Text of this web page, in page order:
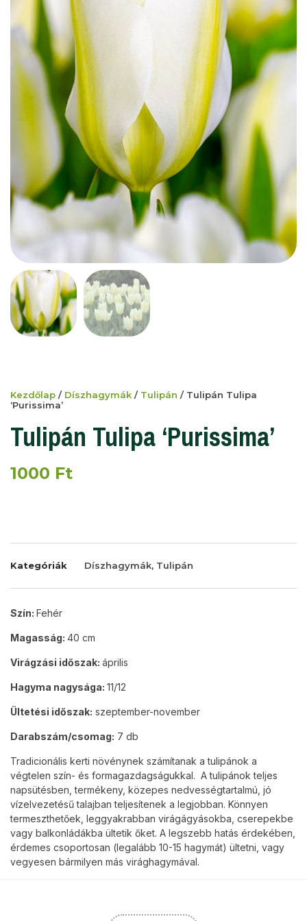
Kezdőlap / Díszhagymák / Tulipán / Tulipán Tulipa
‘Purissima’
Tulipán Tulipa ‘Purissima’
1000 Ft
Kategóriák Díszhagymák, Tulipán
Szín: Fehér
Magasság: 40 cm
Virágzási időszak: április
Hagyma nagysága: 11/12
Ültetési időszak: szeptember-november
Darabszám/csomag: 7 db
Tradicionális kerti növénynek számítanak a tulipánok a
végtelen szín- és formagazdagságukkal. A tulipánok teljes
napsütésben, termékeny, közepes nedvességtartalmú, jó
vízelvezetésű talajban teljesítenek a legjobban. Könnyen
termeszthetőek, leggyakrabban virágágyásokba, cserepekbe
vagy balkonládákba ültetik őket. A legszebb hatás érdekében,
érdemes csoportosan (legalább 10-15 hagymát) ültetni, vagy
vegyesen bármilyen más virághagymával.